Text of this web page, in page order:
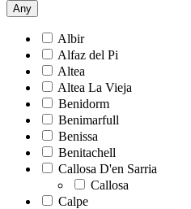
Any
Albir
Alfaz del Pi
Altea
Altea La Vieja
Benidorm
Benimarfull
Benissa
Benitachell
Callosa D'en Sarria
Callosa
Calpe